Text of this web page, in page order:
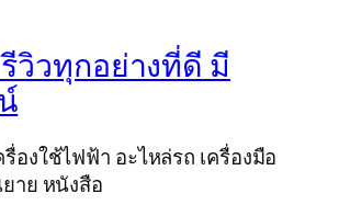
วิวทุกอย่างที่ดี มี
องใช้ไฟฟ้า อะไหล่รถ เครื่องมือ
าย หนังสือ